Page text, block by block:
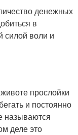
денежных
в
силой воли и
прослойки
и постоянно
называются
деле это